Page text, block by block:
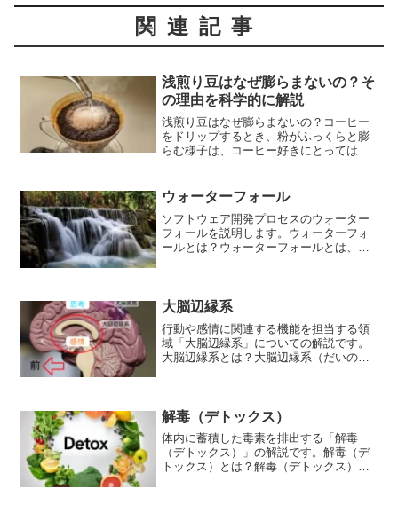
関連記事
浅煎り豆はなぜ膨らまないの？そ
の理由を科学的に解説
浅煎り豆はなぜ膨らまないの？コーヒー
をドリップするとき、粉がふっくらと膨
らむ様子は、コーヒー好きにとっては見
わらず、深煎りの豆に比べて膨らみが少
ないと感じる方もいるかも...
ウォーターフォール
ソフトウェア開発プロセスのウォーター
フォールを説明します。ウォーターフォ
ールとは？ウォーターフォールとは、ソ
け取り、その要望を明確に...
大脳辺縁系
行動や感情に関連する機能を担当する領
域「大脳辺縁系」についての解説です。
大脳辺縁系とは？大脳辺縁系（だいのう
な機能を...
解毒（デトックス）
体内に蓄積した毒素を排出する「解毒
（デトックス）」の解説です。解毒（デ
トックス）とは？解毒（デトックス）と